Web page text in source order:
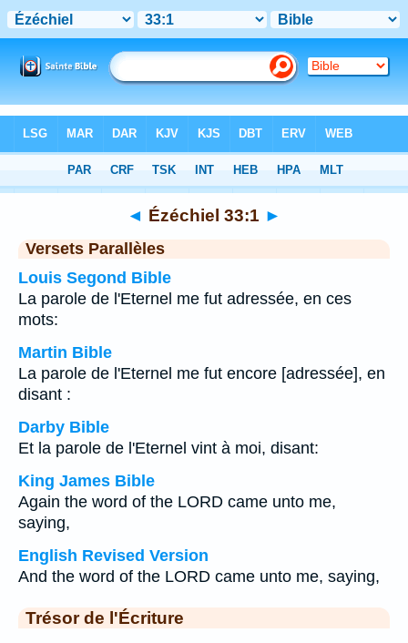
Chapitre 33> Verset 1
◄ Ézéchiel 33:1 ►
Versets Parallèles
Louis Segond Bible
La parole de l'Eternel me fut adressée, en ces
mots:
Martin Bible
La parole de l'Eternel me fut encore [adressée], en
disant :
Darby Bible
Et la parole de l'Eternel vint à moi, disant:
King James Bible
Again the word of the LORD came unto me,
saying,
English Revised Version
And the word of the LORD came unto me, saying,
Trésor de l'Écriture